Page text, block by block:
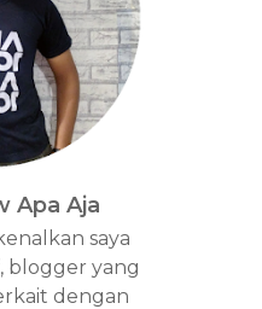
Apa Aja
saya
blogger yang
dengan